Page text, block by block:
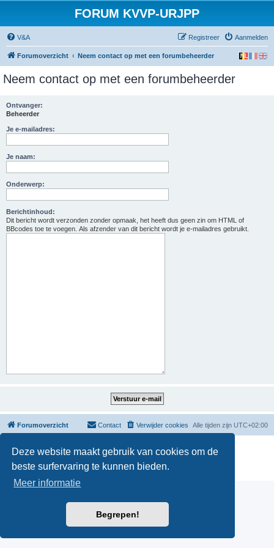
Deze website maakt gebruik van cookies om de
beste surfervaring te kunnen bieden.
Meer informatie
Begrepen!
FORUM KVVP-URJPP
V&A Aanmelden
Registreer
Forumoverzicht Neem contact op met een forumbeheerder
Neem contact op met een forumbeheerder
Ontvanger:
Beheerder
Je e-mailadres:
Je naam:
Onderwerp:
Berichtinhoud:
Dit bericht wordt verzonden zonder opmaak, het heeft dus geen zin om HTML of
BBcodes toe te voegen. Als afzender van dit bericht wordt je e-mailadres gebruikt.
Forumoverzicht Alle tijden zijn UTC+02:00
Verwijder cookies
Contact
Powered by phpBB® Forum Software © phpBB Limited
Nederlandse vertaling door
Privacy| Gebruikersvoorwaarden